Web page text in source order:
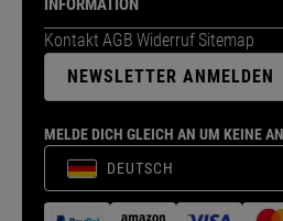
INFORMATION
Kontakt AGB Widerruf Sitemap
NEWSLETTER ANMELDEN
MELDE DICH GLEICH AN UM KEINE
DEUTSCH